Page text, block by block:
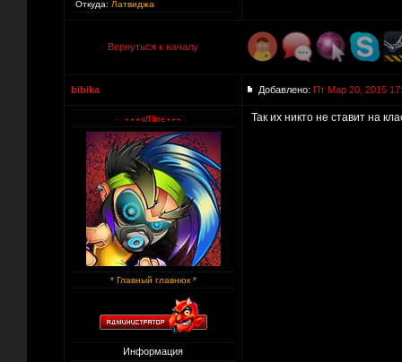
Откуда: Латвиджа
Вернуться к началу
bibika Добавлено: Пт Мар 20, 2015
* Главный главнюк *
Информация
Так их никто не ставит на